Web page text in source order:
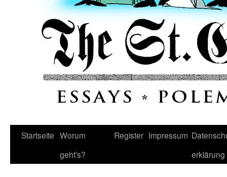
Startseite Worum
geht’s?
Register Impressum
erklärung